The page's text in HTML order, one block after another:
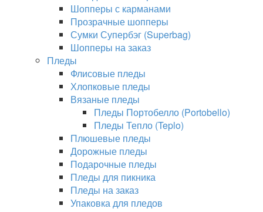
Шопперы с карманами
Прозрачные шопперы
Сумки Супербэг (Superbag)
Шопперы на заказ
Пледы
Флисовые пледы
Хлопковые пледы
Вязаные пледы
Пледы Портобелло (Portobello)
Пледы Тепло (Teplo)
Плюшевые пледы
Дорожные пледы
Подарочные пледы
Пледы для пикника
Пледы на заказ
Упаковка для пледов